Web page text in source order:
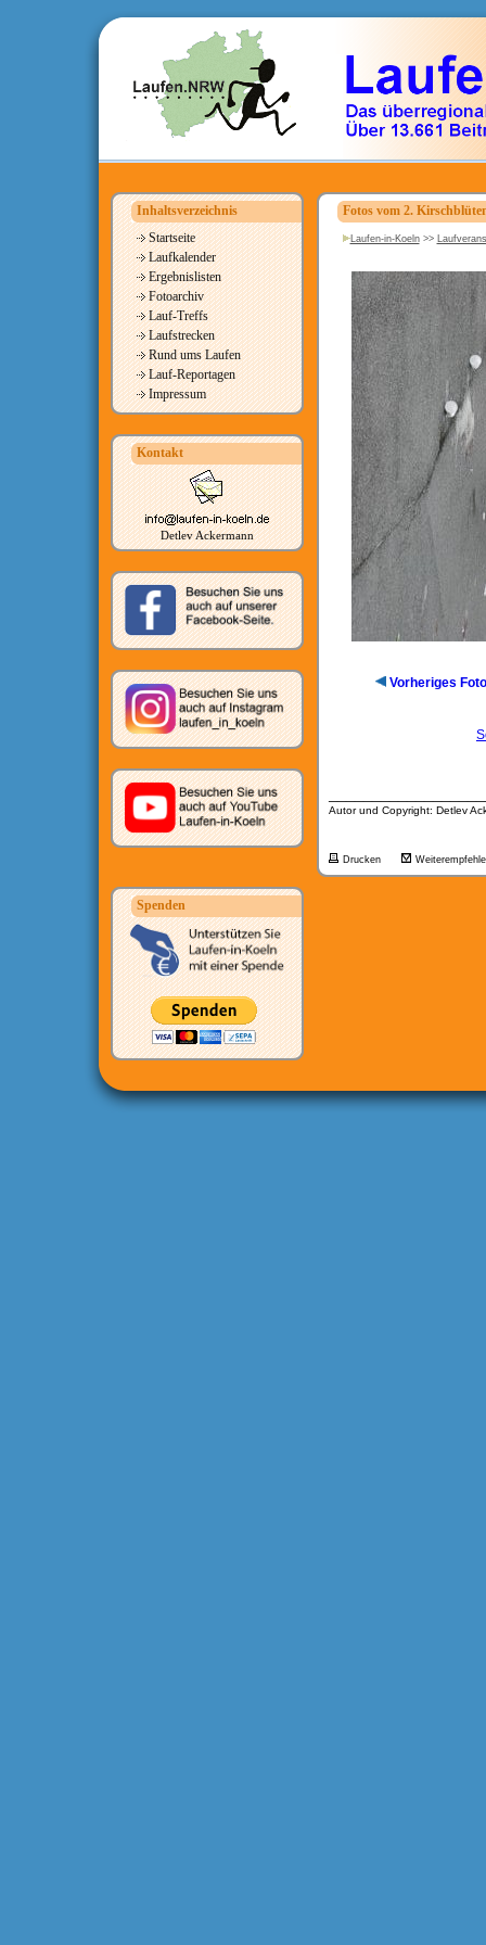
Inhaltsverzeichnis
Startseite
Laufkalender
Ergebnislisten
Fotoarchiv
Lauf-Treffs
Laufstrecken
Rund ums Laufen
Lauf-Reportagen
Impressum
Kontakt
Detlev Ackermann
Spenden
Fotos vom 2.
Laufen-in-Koeln>>
Vorheriges Foto
Autor und Copyright: Detlev
Drucken